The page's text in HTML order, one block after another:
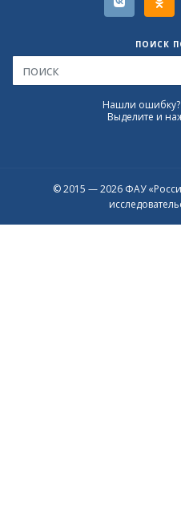
ПОИСК
Нашли
Выделите и
© 2015 — 2026 ФАУ